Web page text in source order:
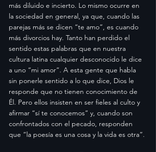
más diluido e incierto. Lo mismo ocurre en
la sociedad en general, ya que, cuando las
parejas más se dicen “te amo”, es cuando
más divorcios hay. Tanto han perdido el
sentido estas palabras que en nuestra
cultura latina cualquier desconocido le dice
a uno “mi amor”. A esta gente que habla
sin ponerle sentido a lo que dice, Dios le
responde que no tienen conocimiento de
Él. Pero ellos insisten en ser fieles al culto y
afirmar “sí te conocemos” y, cuando son
confrontados con el pecado, responden
que “la poesía es una cosa y la vida es otra”.